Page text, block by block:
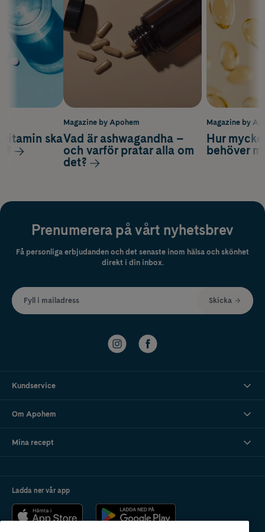
Magazine by
Hur
behöver
ska
Magazine by Apohem
Vad är ashwagandha –
och varför pratar alla om
det?
Prenumerera på vårt nyhetsbrev
Få personliga erbjudanden och det senaste inom hälsa och skönhet
direkt i din inbox.
Fyll i mailadress Skicka
Kundservice
Om Apohem
Mina recept
Ladda ner vår app